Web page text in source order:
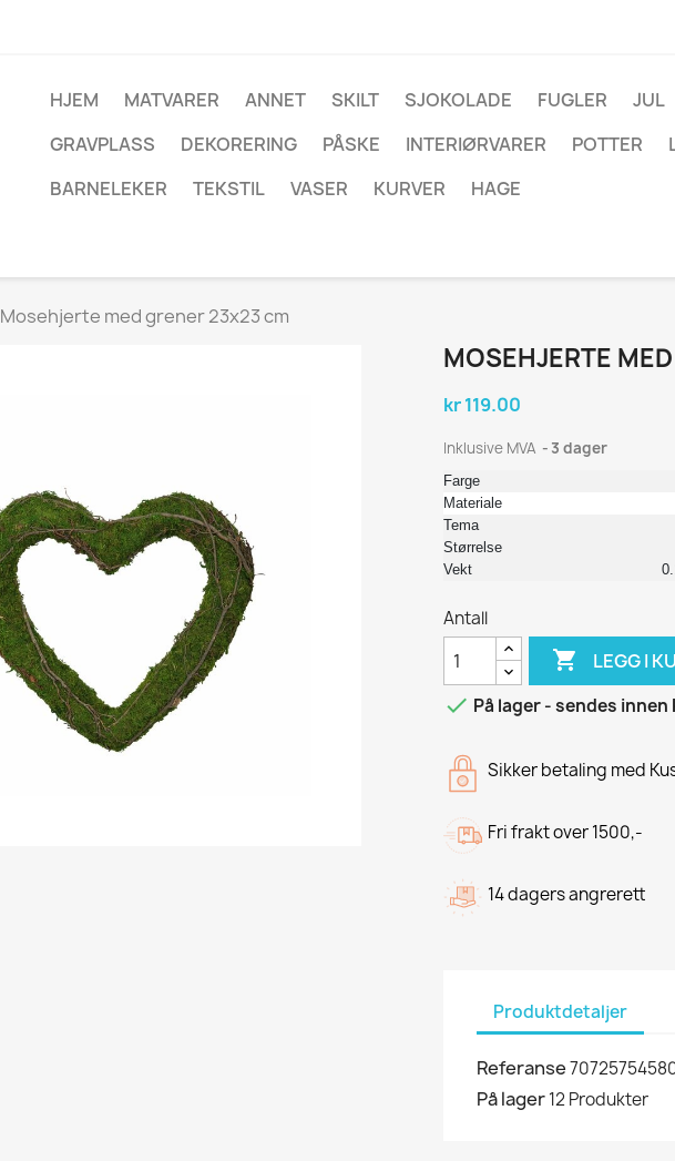
HJEM MATVARER ANNET SKILT SJOKOLADE FUGLER JUL
GRAVPLASS
DEKORERING PÅSKE INTERIØRVARER POTTER
BARNELEKER
TEKSTIL VASER KURVER HAGE
Mosehjerte med grener 23x23 cm
MOSEHJERTE
kr 119.00
Inklusive MVA 3 dager
Farge
Materiale
Tema
Størrelse
Vekt
Antall
 LEGG I
 På lager - sendes
Sikker betaling med
Fri frakt over 1500,-
14 dagers angrerett
Produktdetaljer
Referanse
På lager12 Produkter